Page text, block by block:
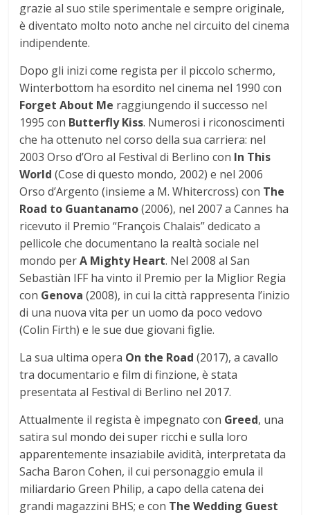
grazie al suo stile sperimentale e sempre originale,
è diventato molto noto anche nel circuito del cinema
indipendente.
Dopo gli inizi come regista per il piccolo schermo,
Winterbottom ha esordito nel cinema nel 1990 con
Forget About Me raggiungendo il successo nel
1995 con Butterfly Kiss. Numerosi i riconoscimenti
che ha ottenuto nel corso della sua carriera: nel
2003 Orso d’Oro al Festival di Berlino con In This
World (Cose di questo mondo, 2002) e nel 2006
Orso d’Argento (insieme a M. Whitercross) con The
Road to Guantanamo(2006), nel 2007 a Cannes ha
ricevuto il Premio “François Chalais” dedicato a
pellicole che documentano la realtà sociale nel
mondo perA Mighty Heart. Nel 2008 al San
Sebastiàn IFF ha vinto il Premio per la Miglior Regia
con Genova (2008), in cui la città rappresenta l’inizio
di una nuova vita per un uomo da poco vedovo
(Colin Firth) e le sue due giovani figlie.
La sua ultima opera On the Road (2017), a cavallo
tra documentario e film di finzione, è stata
presentata al Festival di Berlino nel 2017.
Attualmente il regista è impegnato con Greed, una
satira sul mondo dei super ricchi e sulla loro
apparentemente insaziabile avidità, interpretata da
Sacha Baron Cohen, il cui personaggio emula il
miliardario Green Philip, a capo della catena dei
grandi magazzini BHS; e con The Wedding Guest